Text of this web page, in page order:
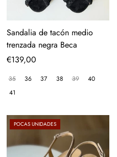
Sandalia de tacón medio
trenzada negra Beca
Precio
€139,00
35 36 37 38 39
40
41
POCAS UNIDADES